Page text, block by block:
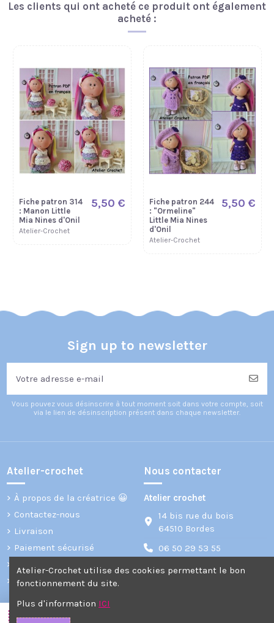
Fiche patron 287
: Soirée Chic
Little Darling
Atelier-Crochet
5,50 €
Fiche patron 259
: Miss Pâques
Little Darling
Atelier-Crochet
5,50 €
Fiche patron 37 :
"Maillot" Mia
Nines d'Onil
Atelier-Crochet
5,50 €
Les clients qui ont acheté ce produit ont également
acheté :
Fiche patron 314
: Manon Little
Mia Nines d'Onil
Atelier-Crochet
5,50 €
Fiche patron 244
: "Ormeline"
Little Mia Nines
d'Onil
Atelier-Crochet
5,50 €
Sign up to newsletter
Vous pouvez vous désinscrire à tout moment soit dans votre compte, soit
via le lien de désinscription présent dans chaque newsletter.
Atelier-crochet
À propos de la créatrice 😀
Contactez-nous
Livraison
Paiement sécurisé
Plan du site
Nous contacter
Atelier crochet
14 bis rue du bois
64510 Bordes
06 50 29 53 55
Atelier-Crochet utilise des cookies permettant le bon
fonctionnement du site.
Plus d'information ICI